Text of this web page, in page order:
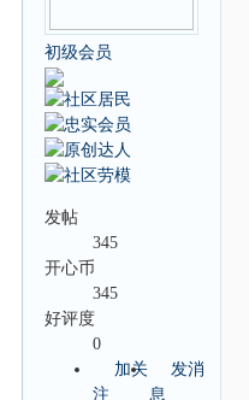
初级会员
发帖
345
开心币
345
好评度
0
加关
注
发消
息